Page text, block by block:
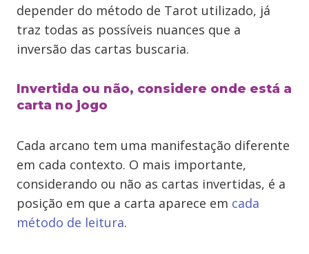
depender do método de Tarot utilizado, já
traz todas as possíveis nuances que a
inversão das cartas buscaria.
Invertida ou não, considere onde está a
carta no jogo
Cada arcano tem uma manifestação diferente
em cada contexto. O mais importante,
considerando ou não as cartas invertidas, é a
posição em que a carta aparece em cada
método de leitura.